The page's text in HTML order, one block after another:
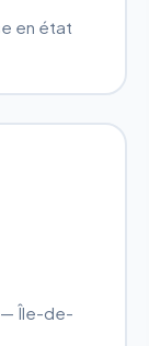
en état
Île-de-